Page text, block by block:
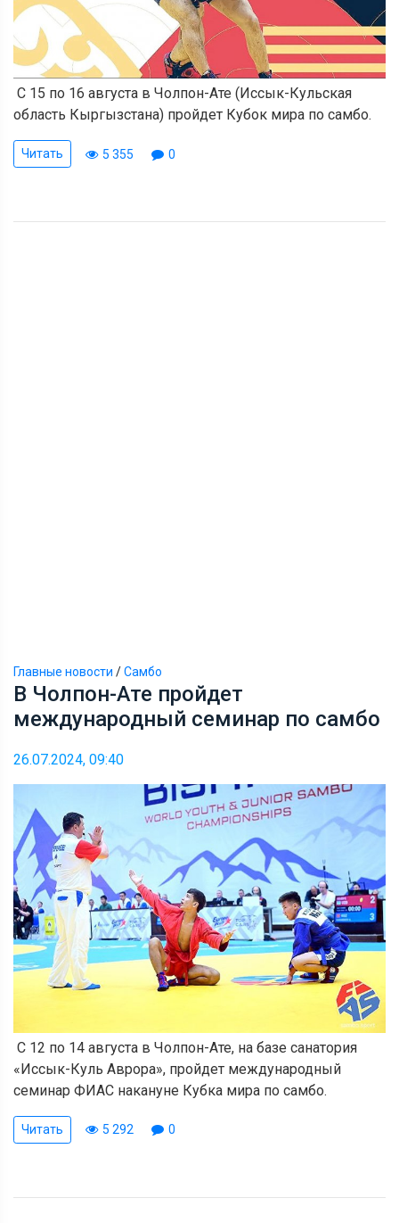
С 15 по 16 августа в Чолпон-Ате (Иссык-Кульская
область Кыргызстана) пройдет Кубок мира по самбо.
Читать 5 355 0
Главные новости /Самбо
В Чолпон-Ате пройдет
международный семинар по самбо
26.07.2024, 09:40
С 12 по 14 августа в Чолпон-Ате, на базе санатория
«Иссык-Куль Аврора», пройдет международный
семинар ФИАС накануне Кубка мира по самбо.
Читать 5 292 0